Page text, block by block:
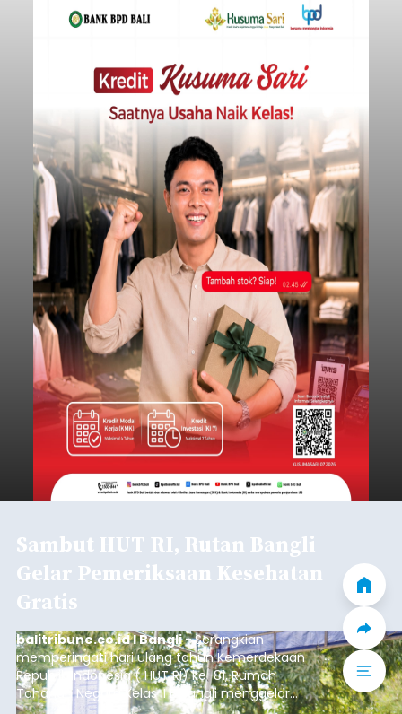
Sambut HUT RI, Rutan Bangli
Gelar Pemeriksaan Kesehatan
Gratis
balitribune.co.id I Bangli -Serangkian
memperingati hari ulang tahun Kemerdekaan
Republik Indonesia ( HUT RI) ke-81, Rumah
Tahanan Negara Kelas II B Bangli menggelar